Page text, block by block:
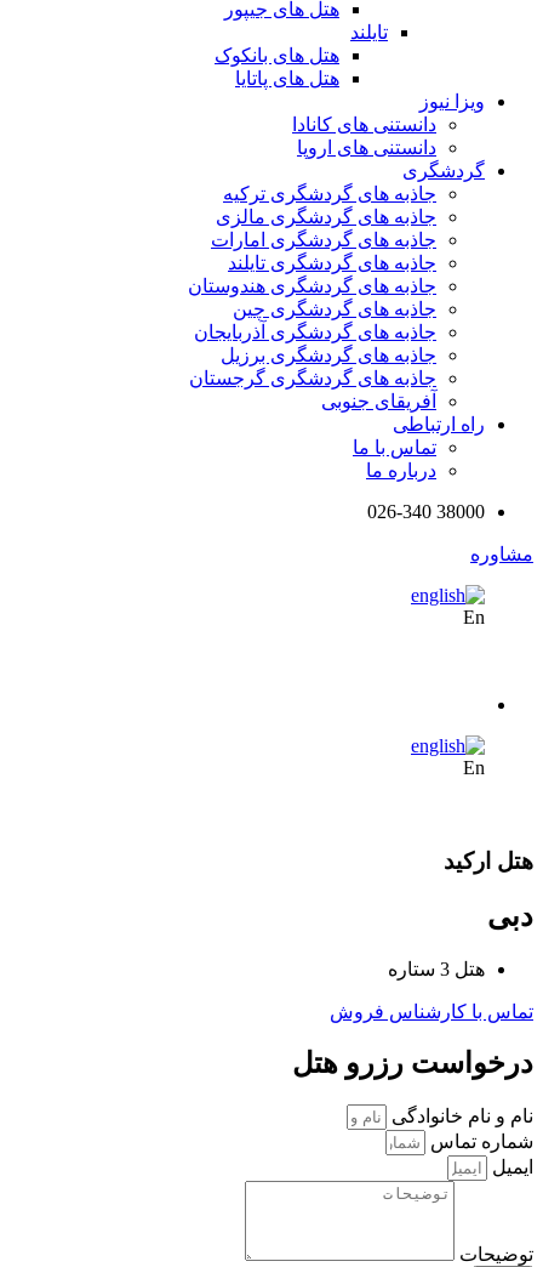
هتل های جیپور
تایلند
هتل های بانکوک
هتل های پاتایا
ویزا نیوز
دانستنی های کانادا
دانستنی های اروپا
گردشگری
جاذبه های گردشگری ترکیه
جاذبه های گردشگری مالزی
جاذبه های گردشگری امارات
جاذبه های گردشگری تایلند
جاذبه های گردشگری هندوستان
جاذبه های گردشگری چین
جاذبه های گردشگری آذربایجان
جاذبه های گردشگری برزیل
جاذبه های گردشگری گرجستان
آفریقای جنوبی
راه ارتباطی
تماس با ما
درباره ما
38000 026-340
مشاوره
En
En
هتل ارکید
دبی
هتل 3 ستاره
تماس با کارشناس فروش
درخواست رزرو هتل
نام و نام خانوادگی
شماره تماس
ایمیل
توضیحات